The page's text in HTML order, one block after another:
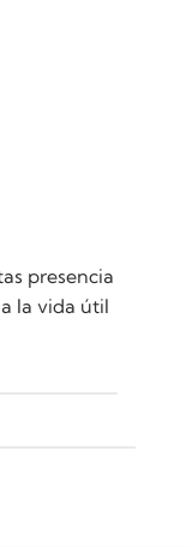
presencia
la vida útil